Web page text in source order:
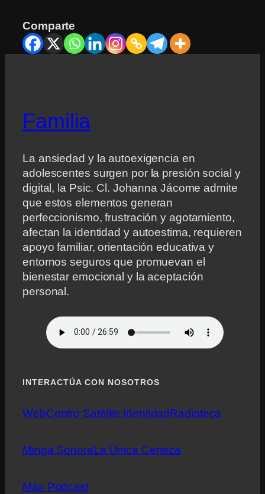
Comparte
Familia
La ansiedad y la autoexigencia en
adolescentes surgen por la presión social y
digital, la Psic. Cl. Johanna Jácome admite
que estos elementos generan
perfeccionismo, frustración y agotamiento,
afectan la identidad y autoestima, requieren
apoyo familiar, orientación educativa y
entornos seguros que promuevan el
bienestar emocional y la aceptación
personal.
INTERACTÚA CON NOSOTROS
WebCentro Satélite IdentidadRadioteca
Minga SonoraLa Única Certeza
Más Podcast